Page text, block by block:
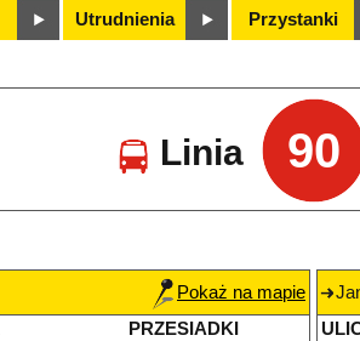
Utrudnienia Przystanki
Linia 90
Pokaż na mapie
PRZESIADKI